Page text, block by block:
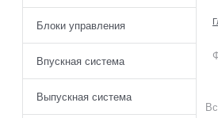
Блоки управления
Впускная система
Выпускная система